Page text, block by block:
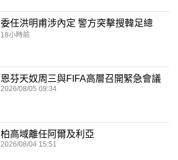
委任洪明甫涉內定 警方突擊搜韓足總
18小時前
恩芬天奴周三與FIFA高層召開緊急會議
2026/08/05 09:34
柏高域離任阿爾及利亞
2026/08/04 15:51